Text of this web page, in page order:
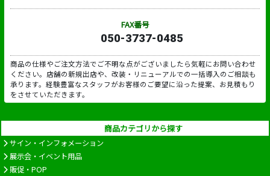
FAX番号
050-3737-0485
商品の仕様やご注文方法でご不明な点がございましたら気軽にお問い合わせ
ください。店舗の新規出店や、改装・リニューアルでの一括導入のご相談も
承ります。経験豊富なスタッフがお客様のご要望に沿った提案、お見積もり
をさせていただきます。
商品カテゴリから探す
サイン・インフォメーション
展示会・イベント用品
販促・POP